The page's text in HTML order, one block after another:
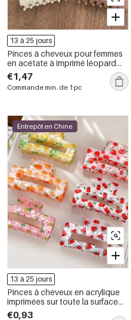
13 à 25 jours
Pinces à cheveux pour femmes
en acétate à imprimé léopard
dégradé, collection Simple
Series
€1,47
Commande min. de 1 pc
Entrepôt en Chine
13 à 25 jours
Pinces à cheveux en acrylique
imprimées sur toute la surface
de la série Fruit
€0,93